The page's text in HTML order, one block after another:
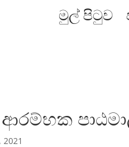
මුල් පිටුව​
ආරම්භක
2021